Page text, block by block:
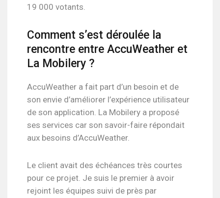
19 000 votants.
Comment s’est déroulée la
rencontre entre AccuWeather et
La Mobilery ?
AccuWeather a fait part d’un besoin et de
son envie d’améliorer l’expérience utilisateur
de son application. La Mobilery a proposé
ses services car son savoir-faire répondait
aux besoins d’AccuWeather.
Le client avait des échéances très courtes
pour ce projet. Je suis le premier à avoir
rejoint les équipes suivi de près par